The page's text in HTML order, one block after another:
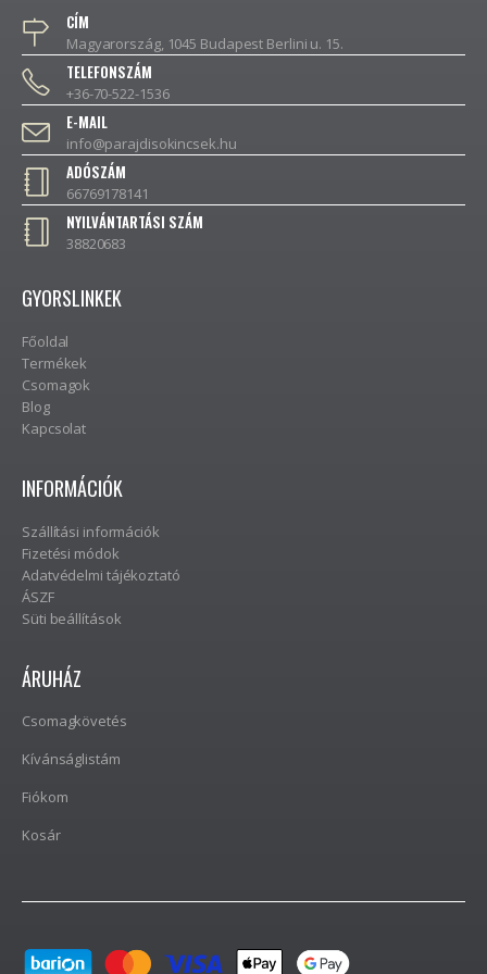
CÍM
Magyarország, 1045 Budapest Berlini u. 15.
TELEFONSZÁM
+36-70-522-1536
E-MAIL
info@parajdisokincsek.hu
ADÓSZÁM
66769178141
NYILVÁNTARTÁSI SZÁM
38820683
GYORSLINKEK
Főoldal
Termékek
Csomagok
Blog
Kapcsolat
INFORMÁCIÓK
Szállítási információk
Fizetési módok
Adatvédelmi tájékoztató
ÁSZF
Süti beállítások
ÁRUHÁZ
Csomagkövetés
Kívánságlistám
Fiókom
Kosár